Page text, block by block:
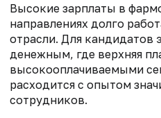
Высокие зарплаты в
направлениях долго
отрасли. Для кандидатов
денежным, где верхняя
высокооплачиваемыми
расходится с опытом
сотрудников.